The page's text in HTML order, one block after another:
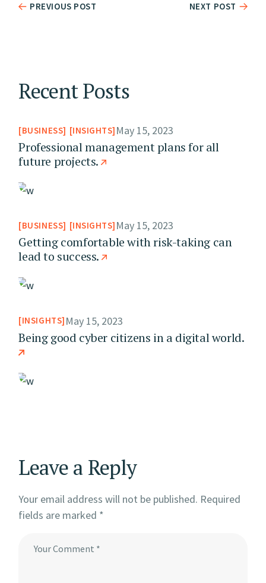
PREVIOUS POST NEXT POST
Recent Posts
BUSINESS INSIGHTS May 15, 2023
Professional management plans for all
future projects.
BUSINESS INSIGHTS May 15, 2023
Getting comfortable with risk-taking can
lead to success.
INSIGHTS May 15, 2023
Being good cyber citizens in a digital world.
Leave a Reply
Your email address will not be published. Required
fields are marked *